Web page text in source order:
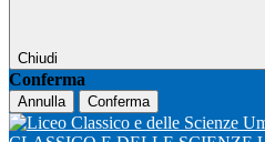
Chiudi
Conferma
Annulla Conferma